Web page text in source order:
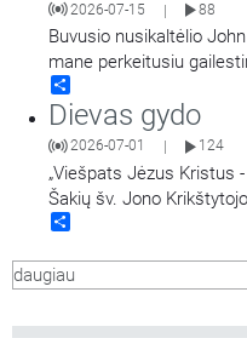
2026-07-15 | 88
Buvusio nusikaltėlio
mane perkeitusiu
Apaštalinio
Dievas gydo
2026-07-01 124
„Viešpats Jėzus Kristus
Šakių šv. Jono
Matusevičius.
daugiau